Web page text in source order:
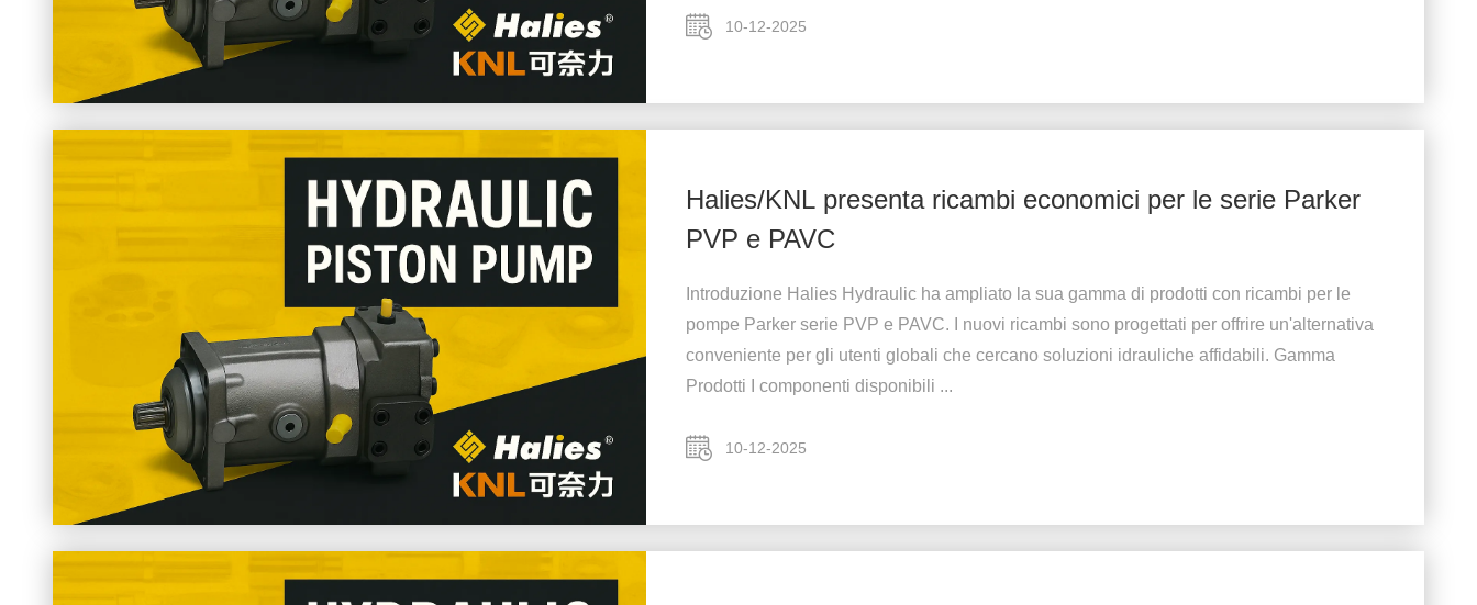
10-12-2025
Halies/KNL presenta ricambi economici per le serie Parker
PVP e PAVC
Introduzione Halies Hydraulic ha ampliato la sua gamma di prodotti con ricambi per le
pompe Parker serie PVP e PAVC. I nuovi ricambi sono progettati per offrire un'alternativa
conveniente per gli utenti globali che cercano soluzioni idrauliche affidabili. Gamma
Prodotti I componenti disponibili ...
10-12-2025